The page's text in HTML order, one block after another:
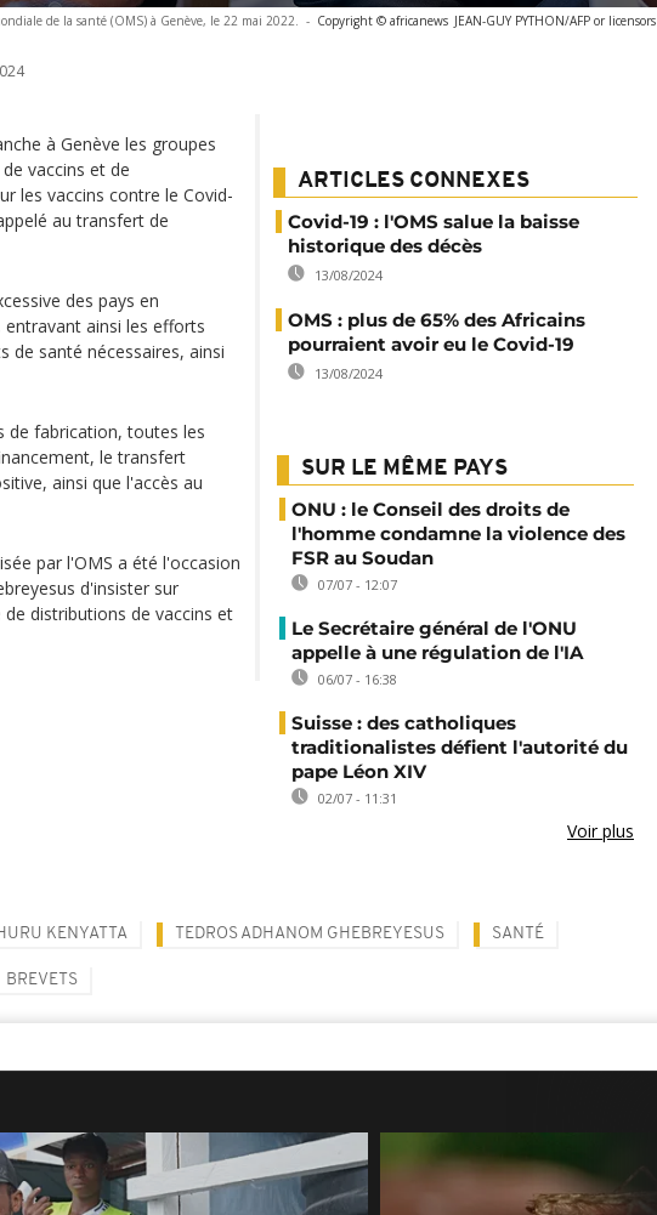
de la santé (OMS) à Genève, le 22 mai 2022. - Copyright © africanews JEAN-GUY PYTHON/AFP or licensors
à Genève les groupes
vaccins et de
les vaccins contre le Covid-
au transfert de
des pays en
ainsi les efforts
de santé nécessaires, ainsi
de fabrication, toutes les
le transfert
ainsi que l'accès au
par l'OMS a été l'occasion
d'insister sur
distributions de vaccins et
ARTICLES CONNEXES
Covid-19 : l'OMS salue la baisse
historique des décès
13/08/2024
OMS : plus de 65% des Africains
pourraient avoir eu le Covid-19
13/08/2024
SUR LE MÊME PAYS
ONU : le Conseil des droits de
l'homme condamne la violence des
FSR au Soudan
07/07 - 12:07
Le Secrétaire général de l'ONU
appelle à une régulation de l'IA
06/07 - 16:38
Suisse : des catholiques
traditionalistes défient l'autorité du
pape Léon XIV
02/07 - 11:31
Voir plus
KENYATTA TEDROS ADHANOM GHEBREYESUS SANTÉ
BREVETS